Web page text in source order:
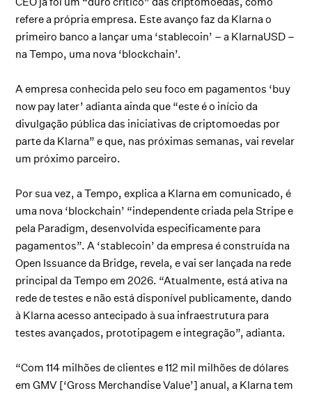
refere a própria empresa. Este avanço faz da Klarna o
primeiro banco a lançar uma ‘stablecoin’ – a KlarnaUSD –
na Tempo, uma nova ‘blockchain’.
A empresa conhecida pelo seu foco em pagamentos ‘buy
now pay later’ adianta ainda que “este é o início da
divulgação pública das iniciativas de criptomoedas por
parte da Klarna” e que, nas próximas semanas, vai revelar
um próximo parceiro.
Por sua vez, a Tempo, explica a Klarna em comunicado, é
uma nova ‘blockchain’ “independente criada pela Stripe e
pela Paradigm, desenvolvida especificamente para
pagamentos”. A ‘stablecoin’ da empresa é construída na
Open Issuance da Bridge, revela, e vai ser lançada na rede
principal da Tempo em 2026. “Atualmente, está ativa na
rede de testes e não está disponível publicamente, dando
à Klarna acesso antecipado à sua infraestrutura para
testes avançados, prototipagem e integração”, adianta.
“Com 114 milhões de clientes e 112 mil milhões de dólares
em GMV [‘Gross Merchandise Value’] anual, a Klarna tem